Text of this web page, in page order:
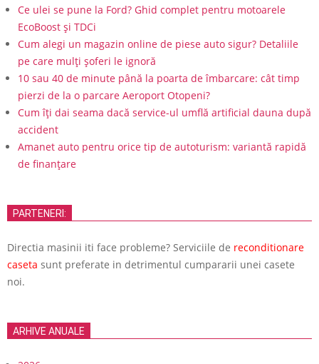
Ce ulei se pune la Ford? Ghid complet pentru motoarele
EcoBoost și TDCi
Cum alegi un magazin online de piese auto sigur? Detaliile
pe care mulți șoferi le ignoră
10 sau 40 de minute până la poarta de îmbarcare: cât timp
pierzi de la o parcare Aeroport Otopeni?
Cum îți dai seama dacă service-ul umflă artificial dauna după
accident
Amanet auto pentru orice tip de autoturism: variantă rapidă
de finanțare
PARTENERI:
Directia masinii iti face probleme? Serviciile de reconditionare
caseta sunt preferate in detrimentul cumpararii unei casete
noi.
ARHIVE ANUALE